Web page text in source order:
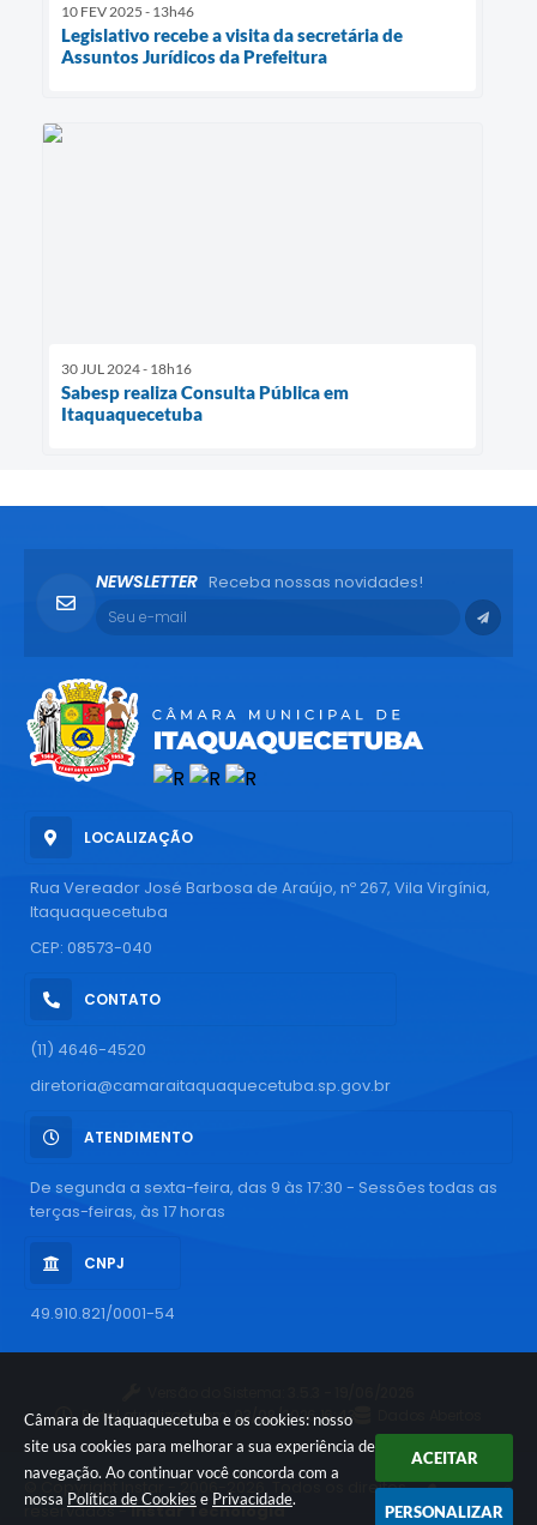
Câmara de Itaquaquecetuba e os cookies: nosso
site usa cookies para melhorar a sua experiência de
navegação. Ao continuar você concorda com a
nossa Política de Cookies e Privacidade.
ACEITAR
PERSONALIZAR
10 FEV 2025 - 13h46
Legislativo recebe a visita da secretária de
Assuntos Jurídicos da Prefeitura
30 JUL 2024 - 18h16
Sabesp realiza Consulta Pública em
Itaquaquecetuba
LOCALIZAÇÃO
Rua Vereador José Barbosa de Araújo, nº 267, Vila Virgínia,
Itaquaquecetuba
CEP: 08573-040
CONTATO
(11) 4646-4520
diretoria@camaraitaquaquecetuba.sp.gov.br
ATENDIMENTO
De segunda a sexta-feira, das 9 às 17:30 - Sessões todas as
terças-feiras, às 17 horas
CNPJ
49.910.821/0001-54
NEWSLETTER Receba nossas novidades!
Portal atualizado em:03/08/2026 16:43
© Copyright Instar - 2006-2026. Todos os direitos
reservados -Instar Tecnologia